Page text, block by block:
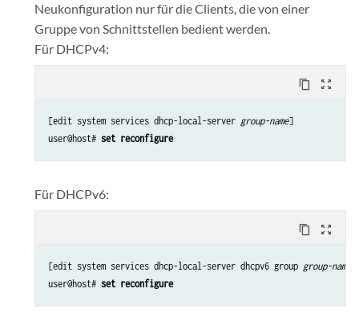
Neukonfiguration nur für die Clients, die von einer
Gruppe von Schnittstellen bedient werden.
Für DHCPv4:
content_copy zoom_out_map
[edit system services dhcp-local-server group-name]
user@host# set reconfigure
Für DHCPv6:
content_copy zoom_out_map
[edit system services dhcp-local-server dhcpv6 group group-name
user@host# set reconfigure